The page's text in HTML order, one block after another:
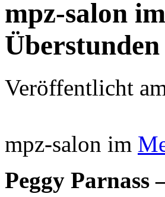
mpz-salon
Veröffentlicht
mpz-salon im
Peggy Parnass